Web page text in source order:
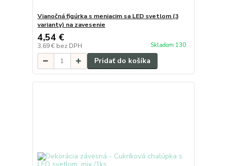
Vianočná figúrka s meniacim sa LED svetlom (3
varianty) na zavesenie
4,54 €
3,69 € bez DPH Skladom 130
Pridať do košíka